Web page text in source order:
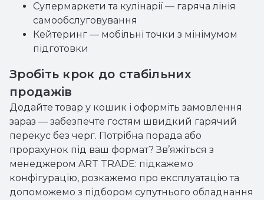
Супермаркети та кулінарії — гаряча лінія
самообслуговування
Кейтеринг — мобільні точки з мінімумом
підготовки
Зробіть крок до стабільних
продажів
Додайте товар у кошик і оформіть замовлення
зараз — забезпечте гостям швидкий гарячий
перекус без черг. Потрібна порада або
прорахунок під ваш формат? Зв’яжіться з
менеджером ART TRADE: підкажемо
конфігурацію, розкажемо про експлуатацію та
допоможемо з підбором супутнього обладнання